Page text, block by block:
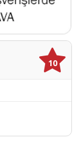
10